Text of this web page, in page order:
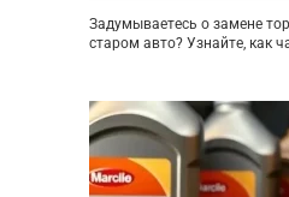
Задумываетесь о замене
старом авто? Узнайте, как